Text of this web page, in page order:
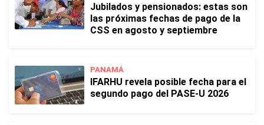
Jubilados y pensionados: estas son
las próximas fechas de pago de la
CSS en agosto y septiembre
PANAMÁ
IFARHU revela posible fecha para el
segundo pago del PASE-U 2026